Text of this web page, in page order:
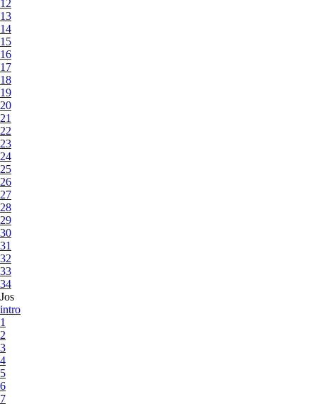
12
13
14
15
16
17
18
19
20
21
22
23
24
25
26
27
28
29
30
31
32
33
34
Jos
intro
1
2
3
4
5
6
7